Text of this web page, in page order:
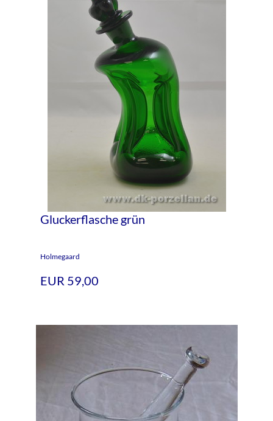
Gluckerflasche grün
Holmegaard
EUR 59,00